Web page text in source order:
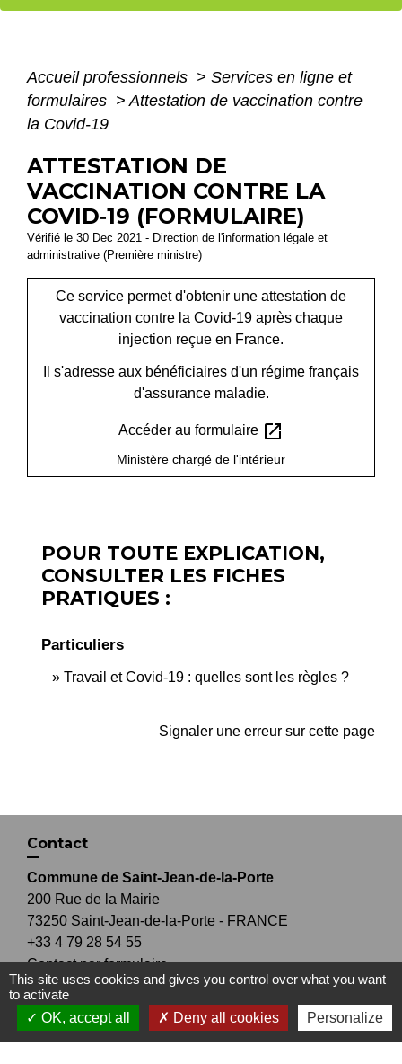
Accueil professionnels > Services en ligne et
formulaires > Attestation de vaccination contre
la Covid‑19
ATTESTATION DE
VACCINATION CONTRE LA
COVID‑19 (FORMULAIRE)
Vérifié le 30 Dec 2021 - Direction de l'information légale et
administrative (Première ministre)
Ce service permet d'obtenir une attestation de
vaccination contre la Covid-19 après chaque
injection reçue en France.
Il s'adresse aux bénéficiaires d'un régime français
d'assurance maladie.
Accéder au formulaire open_in_new
Ministère chargé de l'intérieur
POUR TOUTE EXPLICATION,
CONSULTER LES FICHES
PRATIQUES :
Particuliers
Travail et Covid-19 : quelles sont les règles ?
Signaler une erreur sur cette page
Contact
Commune de Saint-Jean-de-la-Porte
200 Rue de la Mairie
73250 Saint-Jean-de-la-Porte - FRANCE
+33 4 79 28 54 55
Contact par formulaire
Liens
This site uses cookies and gives you control over what you want
to activate
OK, accept all
Deny all cookies Personalize